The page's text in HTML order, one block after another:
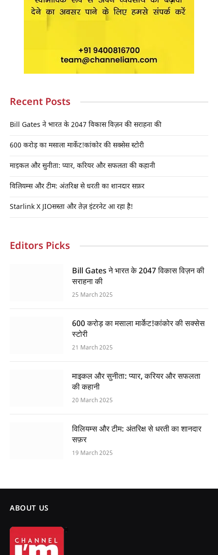
Recent Posts
Bill Gates ने भारत के 2047 विकास विज़न की सराहना की
600 करोड़ का मसाला मार्केट!कांकोर की सक्सेस स्टोरी
माइकल और सुनीता: प्यार, करियर और सफलता की कहानी
विलियम्स और टीम: अंतरिक्ष से धरती का शानदार सफ़र
Starlink X JIOसस्ता और तेज़ इंटरनेट आ रहा है!
Editors Picks
Bill Gates ने भारत के 2047 विकास विज़न की
सराहना की
25 March 2025
600 करोड़ का मसाला मार्केट!कांकोर की सक्सेस
स्टोरी
21 March 2025
माइकल और सुनीता: प्यार, करियर और सफलता
की कहानी
20 March 2025
विलियम्स और टीम: अंतरिक्ष से धरती का शानदार
सफ़र
19 March 2025
ABOUT US